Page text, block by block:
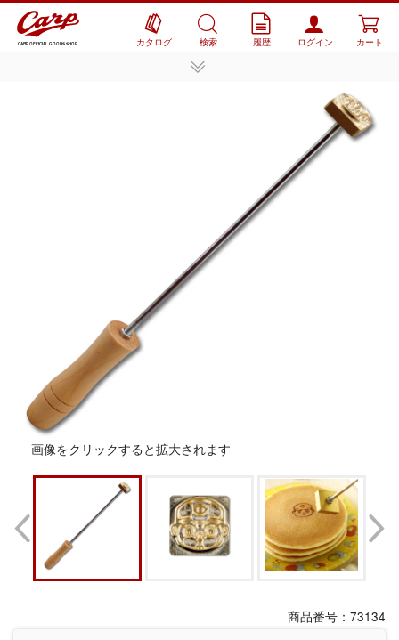
CARP OFFICIAL GOODS SHOP カタログ 検索 履歴 ログイン カート
画像をクリックすると拡大されます
商品番号：73134